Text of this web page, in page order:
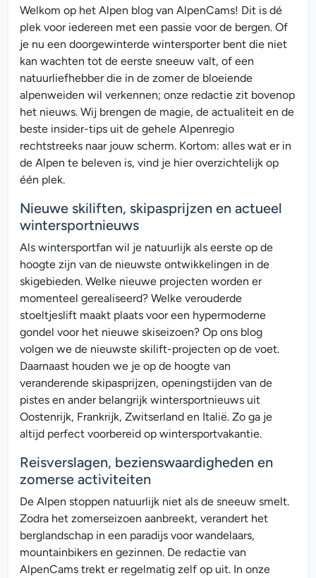
Welkom op het Alpen blog van AlpenCams! Dit is dé
plek voor iedereen met een passie voor de bergen. Of
je nu een doorgewinterde wintersporter bent die niet
kan wachten tot de eerste sneeuw valt, of een
natuurliefhebber die in de zomer de bloeiende
alpenweiden wil verkennen; onze redactie zit bovenop
het nieuws. Wij brengen de magie, de actualiteit en de
beste insider-tips uit de gehele Alpenregio
rechtstreeks naar jouw scherm. Kortom: alles wat er in
de Alpen te beleven is, vind je hier overzichtelijk op
één plek.
Nieuwe skiliften, skipasprijzen en actueel
wintersportnieuws
Als wintersportfan wil je natuurlijk als eerste op de
hoogte zijn van de nieuwste ontwikkelingen in de
skigebieden. Welke nieuwe projecten worden er
momenteel gerealiseerd? Welke verouderde
stoeltjeslift maakt plaats voor een hypermoderne
gondel voor het nieuwe skiseizoen? Op ons blog
volgen we de nieuwste skilift-projecten op de voet.
Daarnaast houden we je op de hoogte van
veranderende skipasprijzen, openingstijden van de
pistes en ander belangrijk wintersportnieuws uit
Oostenrijk, Frankrijk, Zwitserland en Italië. Zo ga je
altijd perfect voorbereid op wintersportvakantie.
Reisverslagen, bezienswaardigheden en
zomerse activiteiten
De Alpen stoppen natuurlijk niet als de sneeuw smelt.
Zodra het zomerseizoen aanbreekt, verandert het
berglandschap in een paradijs voor wandelaars,
mountainbikers en gezinnen. De redactie van
AlpenCams trekt er regelmatig zelf op uit. In onze